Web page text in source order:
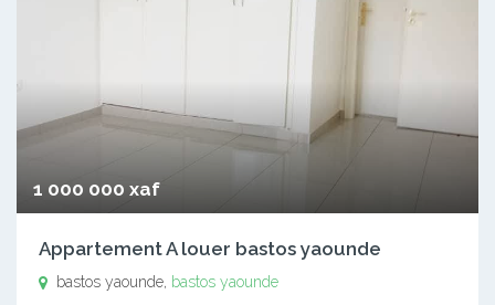
1 000 000 xaf
Appartement A louer bastos yaounde
bastos yaounde, bastos yaounde